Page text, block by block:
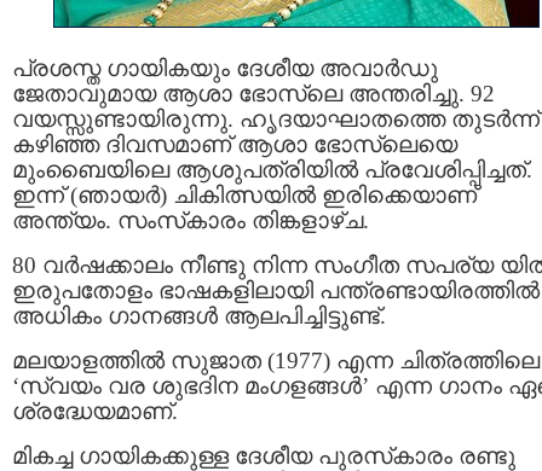
പ്രശസ്ത ഗായികയും ദേശീയ അവാർഡു
ജേതാവുമായ ആശാ ഭോസ്‌ലെ അന്തരിച്ചു. 92
വയസ്സുണ്ടായിരുന്നു. ഹൃദയാഘാതത്തെ തുടര്‍ന്ന്
കഴിഞ്ഞ ദിവസമാണ് ആശാ ഭോസ്‌ലെയെ
മുംബൈയിലെ ആശുപത്രിയില്‍ പ്രവേശിപ്പിച്ചത്.
ഇന്ന് (ഞായർ) ചികിത്സയിൽ ഇരിക്കെയാണ്
അന്ത്യം. സംസ്‌കാരം തിങ്കളാഴ്ച.
80 വർഷക്കാലം നീണ്ടു നിന്ന സംഗീത സപര്യ
ഇരുപതോളം ഭാഷകളിലായി പന്ത്രണ്ടായിരത്തിൽ
അധികം ഗാനങ്ങള്‍ ആലപിച്ചിട്ടുണ്ട്.
മലയാളത്തിൽ സുജാത (1977) എന്ന ചിത്രത്തിലെ
‘സ്വയം വര ശുഭദിന മംഗളങ്ങൾ’ എന്ന ഗാനം
ശ്രദ്ധേയമാണ്.
മികച്ച ഗായികക്കുള്ള ദേശീയ പുരസ്‌കാരം രണ്ടു